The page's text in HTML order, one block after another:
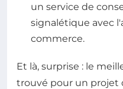
un service de
signalétique avec
commerce.
Et là, surprise : le
trouvé pour un projet